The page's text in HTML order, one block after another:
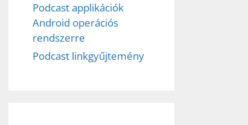
Podcast applikációk
Android operációs
rendszerre
Podcast linkgyűjtemény